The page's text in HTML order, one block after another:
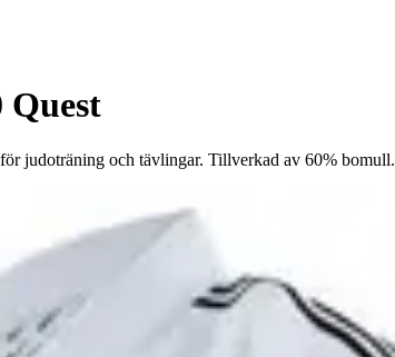
Quest
judoträning och tävlingar. Tillverkad av 60% bomull.